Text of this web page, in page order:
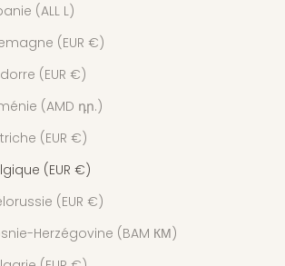
(ALL L)
(EUR €)
(EUR €)
(AMD դր.)
(EUR €)
(EUR €)
(EUR €)
Herzégovine (BAM КМ)